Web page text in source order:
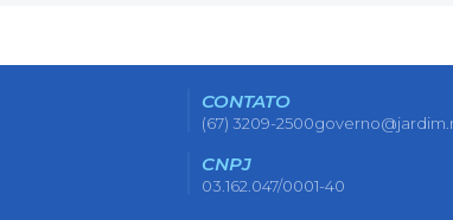
CONTATO
(67) 3209-2500
CNPJ
03.162.047/0001-40